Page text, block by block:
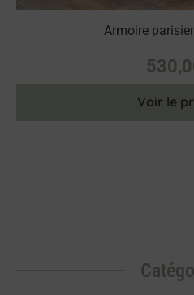
Armoire
Voir le